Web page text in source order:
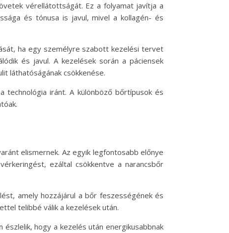
vérellátottságát. Ez a folyamat javítja a
és tónusa is javul, mivel a kollagén- és
ha egy személyre szabott kezelési tervet
és javul. A kezelések során a páciensek
láthatóságának csökkenése.
technológia iránt. A különböző bőrtípusok és
elismernek. Az egyik legfontosabb előnye
ezáltal csökkentve a narancsbőr
amely hozzájárul a bőr feszességének és
telibbé válik a kezelések után.
hogy a kezelés után energikusabbnak